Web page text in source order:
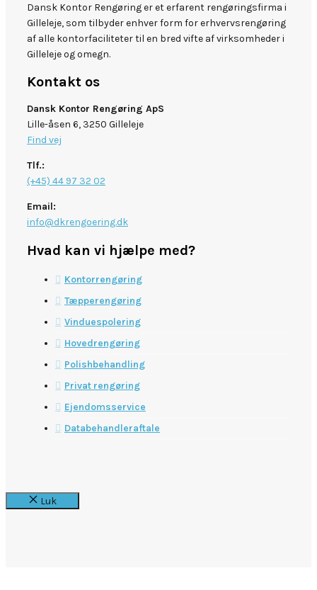
Dansk Kontor Rengøring er et erfarent rengøringsfirma i
Gilleleje, som tilbyder enhver form for erhvervsrengøring
af alle kontorfaciliteter til en bred vifte af virksomheder i
Gilleleje og omegn.
Kontakt os
Dansk Kontor Rengøring ApS
Lille-åsen 6, 3250 Gilleleje
Find vej
Tlf.:
(+45) 44 97 32 02
Email:
info@dkrengoering.dk
Hvad kan vi hjælpe med?
Kontorrengøring
Tæpperengøring
Vinduespolering
Hovedrengøring
Polishbehandling
Privat rengøring
Ejendomsservice
Databehandleraftale
Luk